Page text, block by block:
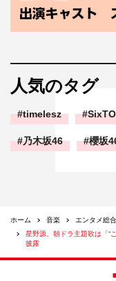
人気のタグ
timelesz
乃木坂46 櫻坂
ホーム 音楽
エンタメ総合
星野源、朝ドラ主題歌は「“
披露